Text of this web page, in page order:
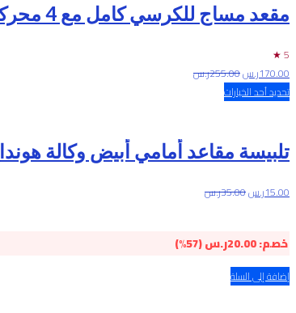
مقعد مساج للكرسي كامل مع 4 محركات
5 ★
170.00ر.س255.00ر.س
تحديد أحد الخيارات
تلبيسة مقاعد أمامي أبيض وكالة هوندا
15.00ر.س35.00ر.س
خصم:20.00ر.س(57%)
إضافة إلى السلة